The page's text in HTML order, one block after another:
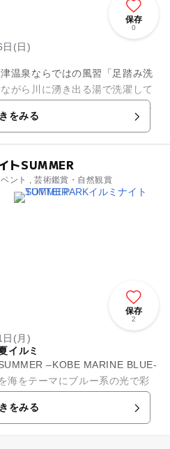
保存
0
日(日)
温泉ならではの風習「足踏み洗
がら川に湧き出る湯で洗濯して
い腰巻きという可愛らしい衣装
...をみる
トSUMMER
ント , 芸術鑑賞・自然観賞
保存
2
日(月)
イルミ
–KOBE MARINE BLUE-
海をテーマにブルー系の光で彩
ションです...
をみる